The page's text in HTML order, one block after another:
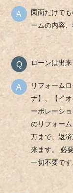
図面だけで
ームの内容
ローンは出
リフォーム
ナ】、【イ
ーポレーシ
のリフォー
万まで、返
来ます。 必
一切不要です